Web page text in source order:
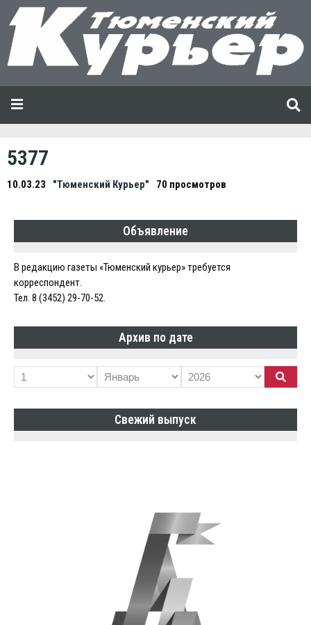
5377
10.03.23 "Тюменский Курьер" 70 просмотров
Объявление
В редакцию газеты «Тюменский курьер» требуется
корреспондент.
Тел. 8 (3452) 29-70-52.
Архив по дате
Свежий выпуск